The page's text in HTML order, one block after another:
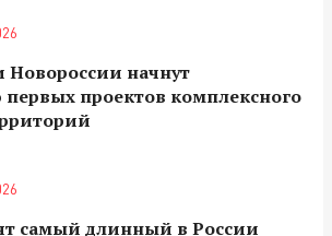
Новороссии начнут
проектов комплексного
самый длинный в России